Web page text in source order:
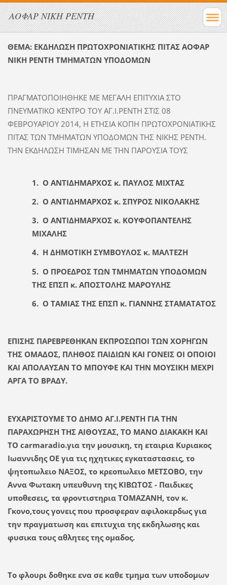
ΑΟΦΑΡ ΝΙΚΗ ΡΕΝΤΗ
ΘΕΜΑ: ΕΚΔΗΛΩΣΗ ΠΡΩΤΟΧΡΟΝΙΑΤΙΚΗΣ ΠΙΤΑΣ ΑΟΦΑΡ
ΝΙΚΗ ΡΕΝΤΗ ΤΜΗΜΑΤΩΝ ΥΠΟΔΟΜΩΝ
ΠΡΑΓΜΑΤΟΠΟΙΗΘΗΚΕ ΜΕ ΜΕΓΑΛΗ ΕΠΙΤΥΧΙΑ ΣΤΟ
ΠΝΕΥΜΑΤΙΚΟ ΚΕΝΤΡΟ ΤΟΥ ΑΓ.Ι.ΡΕΝΤΗ ΣΤΙΣ 08
ΦΕΒΡΟΥΑΡΙΟΥ 2014, Η ΕΤΗΣΙΑ ΚΟΠΗ ΠΡΩΤΟΧΡΟΝΙΑΤΙΚΗΣ
ΠΙΤΑΣ ΤΩΝ ΤΜΗΜΑΤΩΝ ΥΠΟΔΟΜΩΝ ΤΗΣ ΝΙΚΗΣ ΡΕΝΤΗ.
ΤΗΝ ΕΚΔΗΛΩΣΗ ΤΙΜΗΣΑΝ ΜΕ ΤΗΝ ΠΑΡΟΥΣΙΑ ΤΟΥΣ
1. Ο ΑΝΤΙΔΗΜΑΡΧΟΣ κ. ΠΑΥΛΟΣ ΜΙΧΤΑΣ
2. Ο ΑΝΤΙΔΗΜΑΡΧΟΣ κ. ΣΠΥΡΟΣ ΝΙΚΟΛΑΚΗΣ
3. Ο ΑΝΤΙΔΗΜΑΡΧΟΣ κ. ΚΟΥΦΟΠΑΝΤΕΛΗΣ
ΜΙΧΑΛΗΣ
4. Η ΔΗΜΟΤΙΚΗ ΣΥΜΒΟΥΛΟΣ κ. ΜΑΛΤΕΖΗ
5. Ο ΠΡΟΕΔΡΟΣ ΤΩΝ ΤΜΗΜΑΤΩΝ ΥΠΟΔΟΜΩΝ
ΤΗΣ ΕΠΣΠ κ. ΑΠΟΣΤΟΛΗΣ ΜΑΡΟΥΛΗΣ
6. Ο ΤΑΜΙΑΣ ΤΗΣ ΕΠΣΠ κ. ΓΙΑΝΝΗΣ ΣΤΑΜΑΤΑΤΟΣ
ΕΠΙΣΗΣ ΠΑΡΕΒΡΕΘΗΚΑΝ ΕΚΠΡΟΣΩΠΟΙ ΤΩΝ ΧΟΡΗΓΩΝ
ΤΗΣ ΟΜΑΔΟΣ, ΠΛΗΘΟΣ ΠΑΙΔΙΩΝ ΚΑΙ ΓΟΝΕΙΣ ΟΙ ΟΠΟΙΟΙ
ΚΑΙ ΑΠΟΛΑΥΣΑΝ ΤΟ ΜΠΟΥΦΕ ΚΑΙ ΤΗΝ ΜΟΥΣΙΚΗ ΜΕΧΡΙ
ΑΡΓΑ ΤΟ ΒΡΑΔΥ.
ΕΥΧΑΡΙΣΤΟΥΜΕ ΤΟ ΔΗΜΟ ΑΓ.Ι.ΡΕΝΤΗ ΓΙΑ ΤΗΝ
ΠΑΡΑΧΩΡΗΣΗ ΤΗΣ ΑΙΘΟΥΣΑΣ, ΤΟ ΜΑΝΟ ΔΙΑΚΑΚΗ ΚΑΙ
ΤΟ carmaradio.για την μουσικη, τη εταιρια Κυριακος
Ιωαννιδης ΟΕ για τις ηχητικες εγκαταστασεις, το
ψητοπωλειο ΝΑΞΟΣ, το κρεοπωλειο ΜΕΤΣΟΒΟ, την
Αννα Φωτακη υπευθυνη της ΚΙΒΩΤΟΣ - Παιδικες
υποθεσεις, τα φροντιστηρια ΤΟΜΑΖΑΝΗ, τον κ.
Γκονο,τους γονεις που προσφεραν αφιλοκερδως για
την πραγματωση και επιτυχια της εκδηλωσης και
φυσικα τους αθλητες της ομαδος.
Το φλουρι δοθηκε ενα σε καθε τμημα των υποδομων